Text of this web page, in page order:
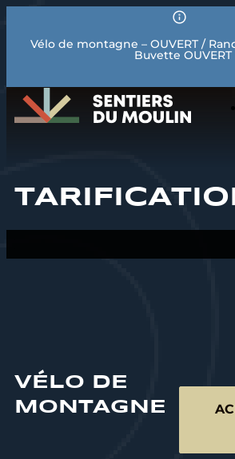
Vélo de montagne – OUVERT /
Buvette OUVERT
VÉLO DE
MONTAGNE